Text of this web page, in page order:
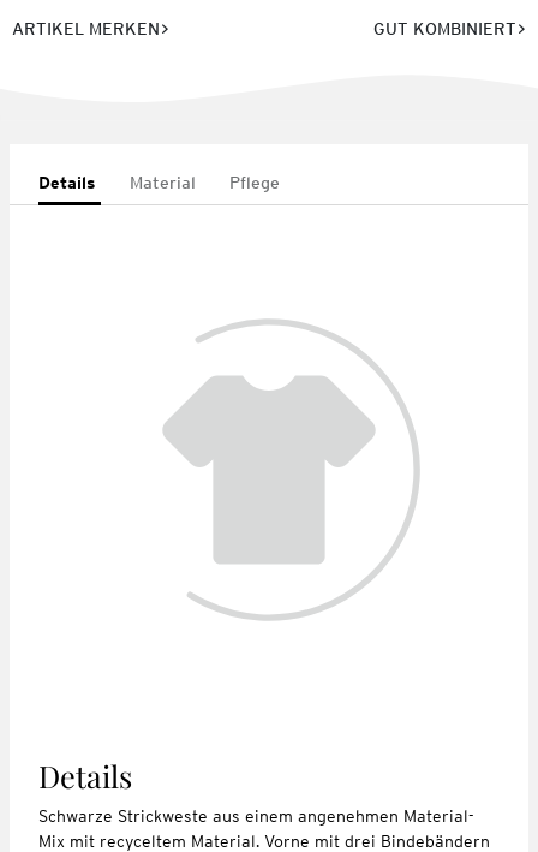
ARTIKEL MERKEN GUT KOMBINIERT
Details Material Pflege
Details
Schwarze Strickweste aus einem angenehmen Material-
Mix mit recyceltem Material. Vorne mit drei Bindebändern